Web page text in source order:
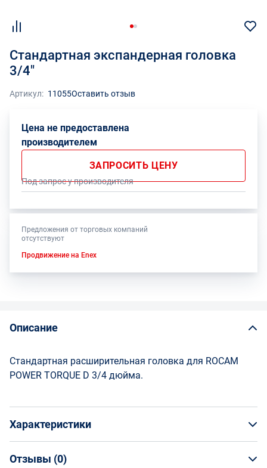
Стандартная экспандерная головка
3/4"
Артикул: 11055Оставить отзыв
Цена не предоставлена
производителем
ЗАПРОСИТЬ ЦЕНУ
Под запрос у производителя
Предложения от торговых компаний
отсутствуют
Продвижение на Enex
Описание
Стандартная расширительная головка для ROCAM
POWER TORQUE D 3/4 дюйма.
Характеристики
Общая информация
Отзывы (0)